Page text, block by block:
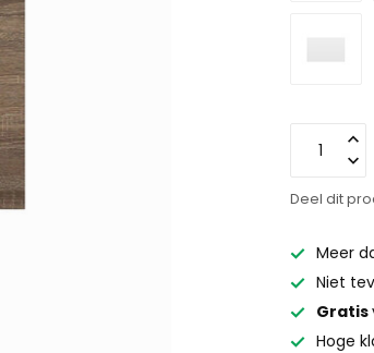
Deel dit
Meer
Niet
Gratis
Hoge